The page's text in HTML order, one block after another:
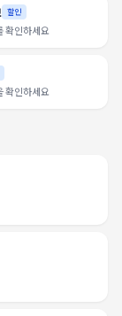
할인
확인하세요
확인하세요